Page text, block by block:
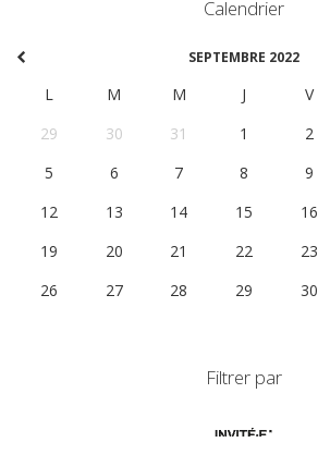
Calendrier
SEPTEMBRE 2022
L M M J V
29
30 31 1 2
5
6 7 8 9
12
13 14 15 16
19
20 21 22 23
26
27 28 29 30
Filtrer par